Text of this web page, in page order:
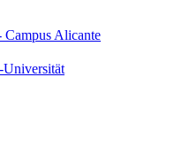
Campus Alicante
Universität